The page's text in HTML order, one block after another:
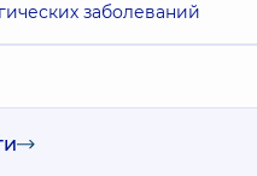
заболеваний